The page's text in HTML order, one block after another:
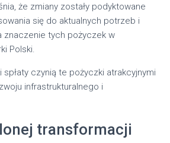
że zmiany zostały podyktowane
się do aktualnych potrzeb i
znaczenie tych pożyczek w
Polski.
spłaty czynią te pożyczki atrakcyjnymi
infrastrukturalnego i
transformacji